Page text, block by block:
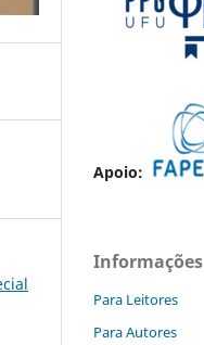
Apoio:
Informações
Para Leitores
Para Autores